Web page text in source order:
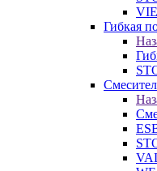
Гибкая